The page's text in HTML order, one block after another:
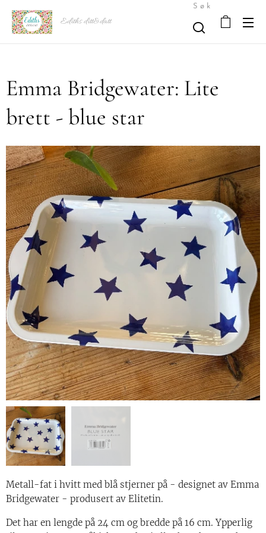
Ediths ditt&datt
Søk
Emma Bridgewater: Lite
brett - blue star
Metall-fat i hvitt med blå stjerner på - designet av Emma
Bridgewater - produsert av Elitetin.
Det har en lengde på 24 cm og bredde på 16 cm. Ypperlig